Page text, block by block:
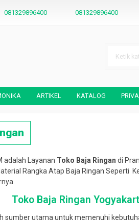
081329896400 081329896400
ARTIKEL KATALOG
adalah Layanan Toko Baja Ringan di
Rangka Atap Baja Ringan Seperti
Toko Baja Ringan
sumber utama untuk memenuhi
Tersedia